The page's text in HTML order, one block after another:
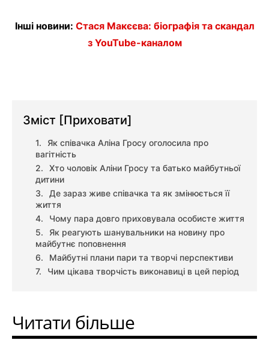
Інші новини: Стася Макєєва: біографія та скандал
з YouTube-каналом
Зміст [Приховати]
Як співачка Аліна Гросу оголосила про
вагітність
Хто чоловік Аліни Гросу та батько майбутньої
дитини
Де зараз живе співачка та як змінюється її
життя
Чому пара довго приховувала особисте життя
Як реагують шанувальники на новину про
майбутнє поповнення
Майбутні плани пари та творчі перспективи
Чим цікава творчість виконавиці в цей період
Читати більше